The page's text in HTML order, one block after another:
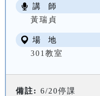
講 師
黃瑞貞
場 地
301教室
備註: 6/20停課